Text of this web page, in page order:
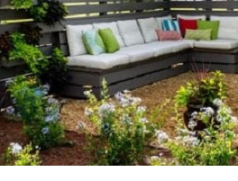
Hostpitality Evento
En Línea En Todo El Mundo